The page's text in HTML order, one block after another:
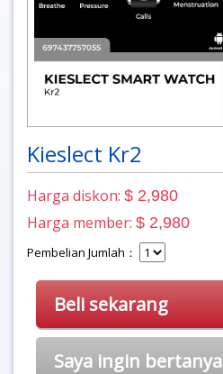
Kieslect Kr2
Harga diskon: $ 2,980
Harga member: $ 2,980
Pembelian Jumlah：
Beli sekarang
Saya ingin bertanya